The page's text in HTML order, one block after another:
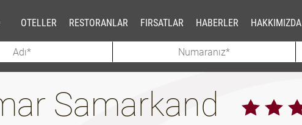
OTELLER RESTORANLAR FIRSATLAR HABERLER HAKKIMIZDA
Samarkand